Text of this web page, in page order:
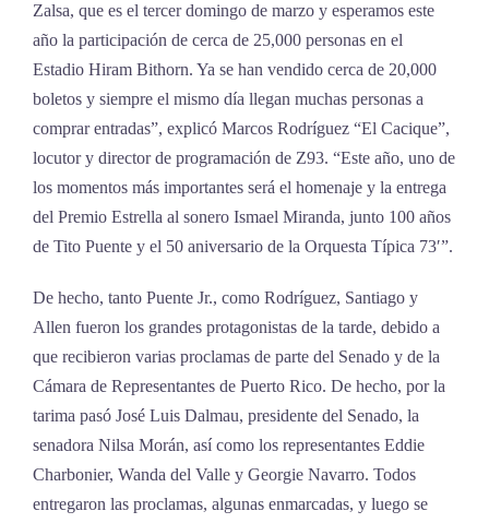
Zalsa, que es el tercer domingo de marzo y esperamos este
año la participación de cerca de 25,000 personas en el
Estadio Hiram Bithorn. Ya se han vendido cerca de 20,000
boletos y siempre el mismo día llegan muchas personas a
comprar entradas”, explicó Marcos Rodríguez “El Cacique”,
locutor y director de programación de Z93. “Este año, uno de
los momentos más importantes será el homenaje y la entrega
del Premio Estrella al sonero Ismael Miranda, junto 100 años
de Tito Puente y el 50 aniversario de la Orquesta Típica 73′”.
De hecho, tanto Puente Jr., como Rodríguez, Santiago y
Allen fueron los grandes protagonistas de la tarde, debido a
que recibieron varias proclamas de parte del Senado y de la
Cámara de Representantes de Puerto Rico. De hecho, por la
tarima pasó José Luis Dalmau, presidente del Senado, la
senadora Nilsa Morán, así como los representantes Eddie
Charbonier, Wanda del Valle y Georgie Navarro. Todos
entregaron las proclamas, algunas enmarcadas, y luego se